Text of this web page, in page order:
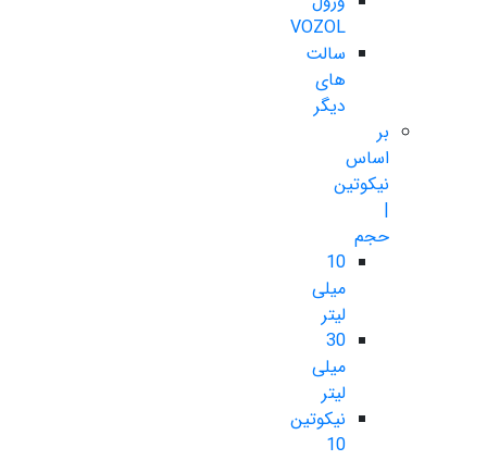
VOZOL
سالت
های
دیگر
بر
اساس
نیکوتین
|
حجم
10
میلی
لیتر
30
میلی
لیتر
نیکوتین
10